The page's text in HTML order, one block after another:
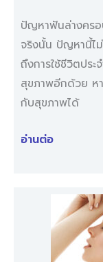
ปัญหาฟันล่างคร
จริงนั้น ปัญหานี้ไ
ถึงการใช้ชีวิตประ
สุขภาพอีกด้วย หา
กับสุขภาพได้
อ่านต่อ